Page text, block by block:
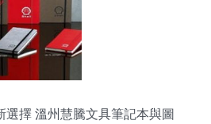
選擇 溫州慧騰文具筆記本與圖